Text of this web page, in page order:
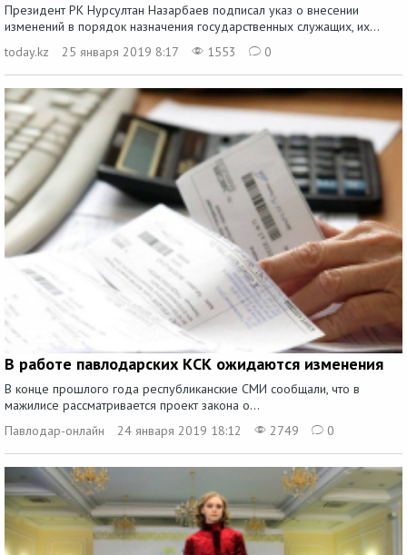
Президент РК Нурсултан Назарбаев подписал указ о внесении
изменений в порядок назначения государственных служащих, их...
today.kz
25 января 2019 8:17 1553 0
В работе павлодарских КСК ожидаются изменения
В конце прошлого года республиканские СМИ сообщали, что в
мажилисе рассматривается проект закона о...
Павлодар-онлайн
24 января 2019 18:12 2749 0